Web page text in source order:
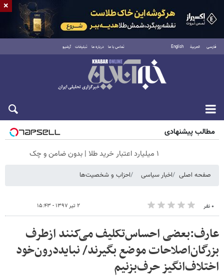
فارسی العربية English تماس با ما درباره ما تبلیغات آرشیو
جمعه ۱۶ مرداد ۱۴۰۵
مطالب پیشنهادی
۱ میلیارد اعتبار خرید طلا | بدون ضامن و چک
صفحه اصلی اخبار سیاسی احزاب و شخصیت‌ها
۰ نفر ۲ تیر ۱۳۹۷ - ۱۵:۴۳
عارف:بعضی احساس‌تکلیف می‌کنند ازطرف
بزرگان‌اصلاحات موضع بگیرند/ نبایددرون‌خود
اختلاف‌انگیز حرف‌بزنیم
×